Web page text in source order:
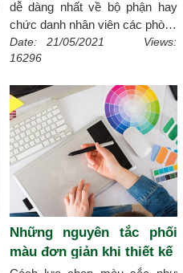
dễ dàng nhất về bộ phận hay
chức danh nhân viên các phòng
ban chính là bảng tên để bàn.
Dưới đây những mẫu bảng tên
chuộng cùng theo dõi bài viết
của Xmagic.vn
[Chi tiết]
Date: 21/05/2021 Views:
16296
Những nguyên tắc phối
màu đơn giản khi thiết kế